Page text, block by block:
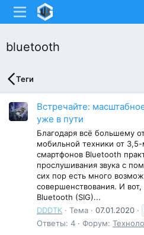
bluetooth
Теги
Встречайте:
уже в пути
Благодаря всё большему
мобильной техники от
смартфонов Bluetooth
прослушивания звука с
сих пор есть много
совершенствования. И
Bluetooth (SIG)...
DDDTK
Тема 07.01.2020
Ответы: 4
Форум: